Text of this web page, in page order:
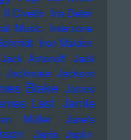
Il Civetto Ina Deter
Music Interzone
Iron Maiden
Jack Antonoff Jack
Jackmate Jackson
Blake James
Last Jamie
Müller
Jane's
Janis Joplin